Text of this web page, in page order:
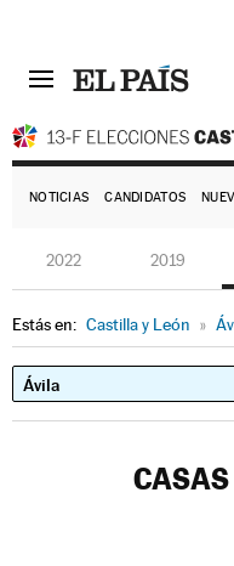
NOTICIAS CANDIDATOS
2022 2019
Estás en: Castilla y León »